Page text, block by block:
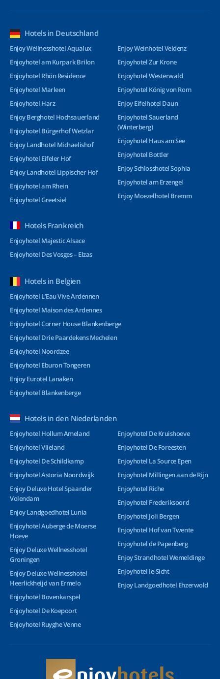
Hotels in Deutschland
Enjoy Wellnesshotel Aqualux
Enjoyhotel am Kurpark Brilon
Enjoyhotel Rhön Residence
Enjoyhotel Marleen
Enjoyhotel Harz
Enjoy Berghotel Hochsauerland
Enjoyhotel Bürgerhof Wetzlar
Enjoy Landhotel Michaelishof
Enjoyhotel Eifeler Hof
Enjoy Landhotel Lippischer Hof
Enjoyhotel am Rhein
Enjoyhotel Greetsiel
Enjoy Weinhotel Veldenz
Enjoyhotel Zur Krone
Enjoyhotel Westerwald
Enjoyhotel König von Rom
Enjoy Eifelhotel Daun
Enjoyhotel Sauerland
(Winterberg)
Enjoyhotel Haus am See
Enjoyhotel Bottler
Enjoy Schlosshotel Sophia
Enjoyhotel am Erzengel
Enjoy Moezelhotel Bremm
Hotels Frankreich
Enjoyhotel Majestic Alsace
Enjoyhotel Des Vosges – Elzas
Hotels in Belgien
Enjoyhotel L’Eau Vive Ardennen
Enjoyhotel Maison des Ardennes
Enjoyhotel Corner House Blankenberge
Enjoyhotel Drie Paardekens Mechelen
Enjoyhotel Noordzee
Enjoyhotel Eburon Tongeren
Enjoy Eurotel Lanaken
Enjoyhotel Blankenberge
Hotels in den Niederlanden
Enjoyhotel Hollum Ameland
Enjoyhotel Vlieland
Enjoyhotel De Schildkamp
Enjoyhotel Astoria Noordwijk
Enjoy Deluxe Hotel Spaander
Volendam
Enjoy Landgoedhotel Lunia
Enjoyhotel Auberge de Moerse
Hoeve
Enjoy Deluxe Wellnesshotel
Groningen
Enjoy Deluxe Wellnesshotel
Heerlickheijd van Ermelo
Enjoyhotel Bovenkarspel
Enjoyhotel De Koepoort
Enjoyhotel Ruyghe Venne
Enjoyhotel De Kruishoeve
Enjoyhotel De Foreesten
Enjoyhotel La Source Epen
Enjoyhotel Millingen aan de Rijn
Enjoyhotel Riche
Enjoyhotel Frederiksoord
Enjoyhotel Joli Bergen
Enjoyhotel Hof van Twente
Enjoyhotel de Papenberg
Enjoy Strandhotel Wemeldinge
Enjoyhotel Ie-Sicht
Enjoy Landgoedhotel Ehzerwold